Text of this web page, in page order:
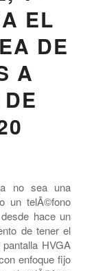
T-
EL
DE
A
DE